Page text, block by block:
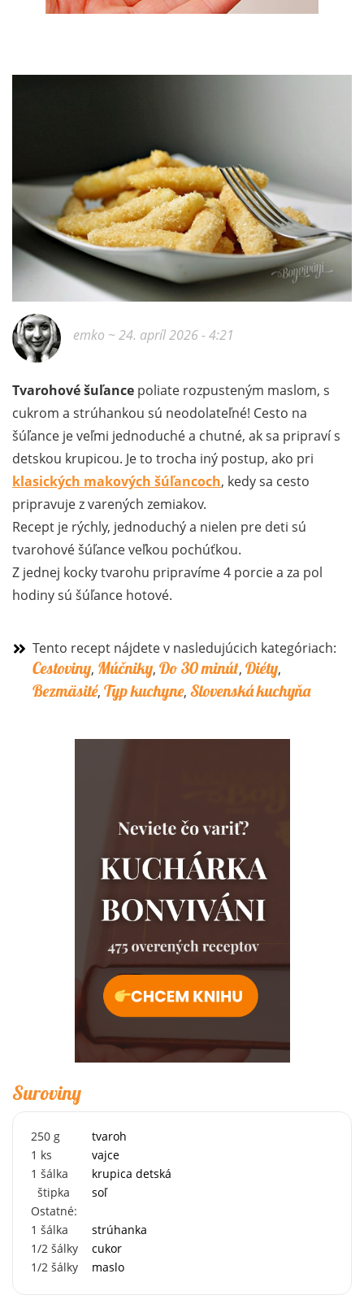
emko ~ 24. apríl 2026 - 4:21
Tvarohové šuľance poliate rozpusteným maslom, s
cukrom a strúhankou sú neodolateľné! Cesto na
šúľance je veľmi jednoduché a chutné, ak sa pripraví s
detskou krupicou. Je to trocha iný postup, ako pri
klasických makových šúľancoch, kedy sa cesto
pripravuje z varených zemiakov.
Recept je rýchly, jednoduchý a nielen pre deti sú
tvarohové šúľance veľkou pochúťkou.
Z jednej kocky tvarohu pripravíme 4 porcie a za pol
hodiny sú šúľance hotové.
Tento recept nájdete v nasledujúcich kategóriach:
Cestoviny, Múčniky, Do 30 minút, Diéty,
Bezmäsité, Typ kuchyne, Slovenská kuchyňa
Suroviny
250 g
tvaroh
1 ks
vajce
1 šálka
krupica detská
štipka
soľ
Ostatné:
1 šálka
strúhanka
1/2 šálky
cukor
1/2 šálky maslo